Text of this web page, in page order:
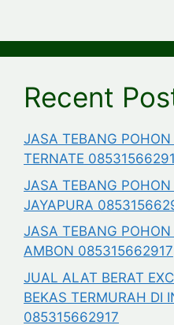
Recent
JASA TEBANG
TERNATE
JASA TEBANG POHON
JAYAPURA
JASA TEBANG POHON
AMBON 085315662917
JUAL ALAT BERAT
BEKAS TERMURAH DI
085315662917